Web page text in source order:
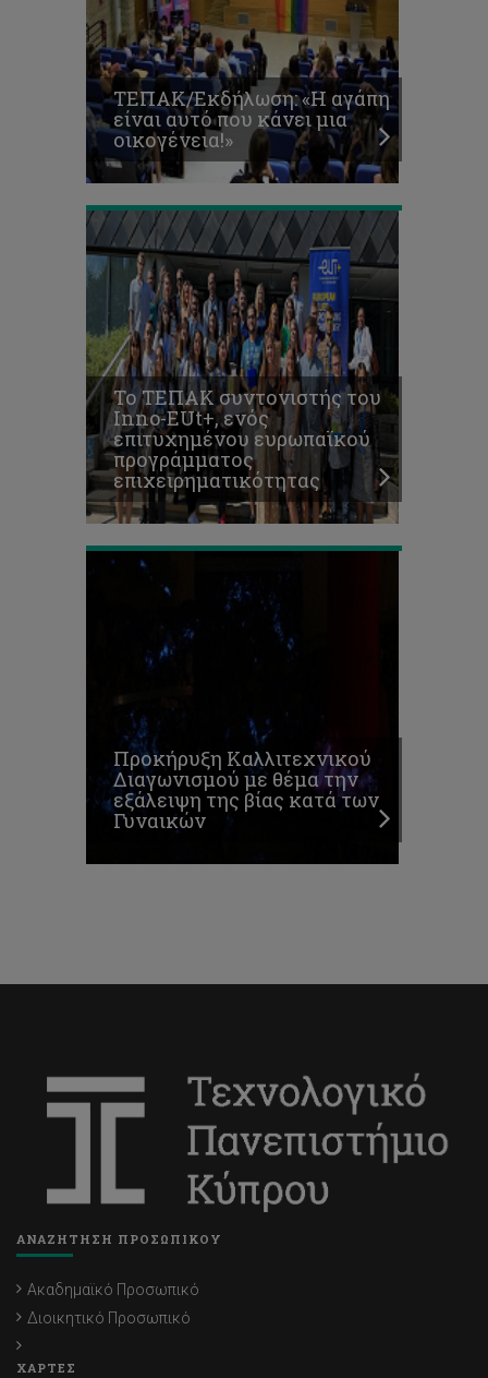
ΤΕΠΑK/Εκδήλωση: «Η αγάπη
είναι αυτό που κάνει μια
οικογένεια!»
του
Inno-
EUt+,
ενός
επιτυχημένου
ευρωπαϊκού
προγράμματος
επιχειρηματικότητας
Το ΤΕΠΑΚ συντονιστής του
Inno-EUt+, ενός
επιτυχημένου ευρωπαϊκού
προγράμματος
επιχειρηματικότητας
Προκήρυξη
Καλλιτεχνικού
Διαγωνισμού
με
θέμα
την
εξάλειψη
της
βίας
κατά
των
Γυναικών
Προκήρυξη Καλλιτεχνικού
Διαγωνισμού με θέμα την
εξάλειψη της βίας κατά των
Γυναικών
ΑΝΑΖΗΤΗΣΗ ΠΡΟΣΩΠΙΚΟΥ
Ακαδημαϊκό Προσωπικό
Διοικητικό Προσωπικό
ΧΑΡΤΕΣ